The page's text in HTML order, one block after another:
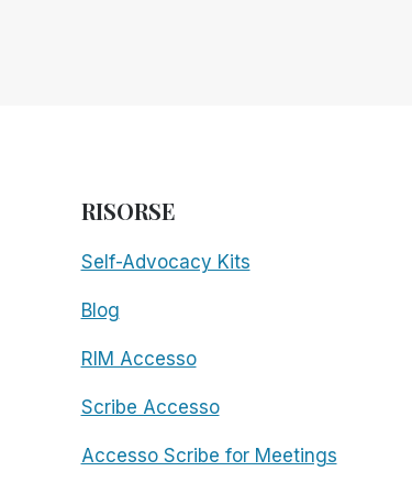
RISORSE
Self-Advocacy Kits
Blog
RIM Accesso
Scribe Accesso
Accesso Scribe for Meetings